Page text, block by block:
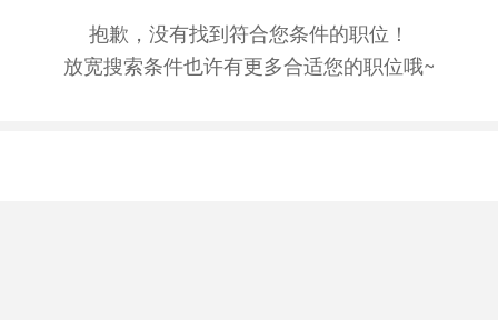
抱歉，没有找到符合您条件的职位！
放宽搜索条件也许有更多合适您的职位哦~